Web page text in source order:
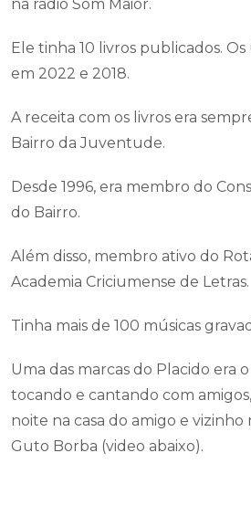
na rádio Som Maior.
Ele tinha 10 livros publicados.
em 2022 e 2018.
A receita com os livros era
Bairro da Juventude.
Desde 1996, era membro do
do Bairro.
Além disso, membro ativo do
Academia Criciumense de Letras.
Tinha mais de 100 músicas
Uma das marcas do Placido era
tocando e cantando com
noite na casa do amigo e vizinho
Guto Borba (video abaixo).